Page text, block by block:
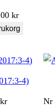
kr
4)
kr Nr